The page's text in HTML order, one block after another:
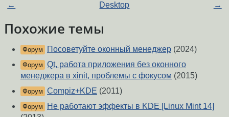
← Desktop →
Похожие темы
Форум Посоветуйте оконный менеджер (2024)
Форум Qt, работа приложения без оконного
менеджера в xinit, проблемы с фокусом (2015)
Форум Compiz+KDE (2011)
Форум
Не работают эффекты в KDE [Linux Mint 14]